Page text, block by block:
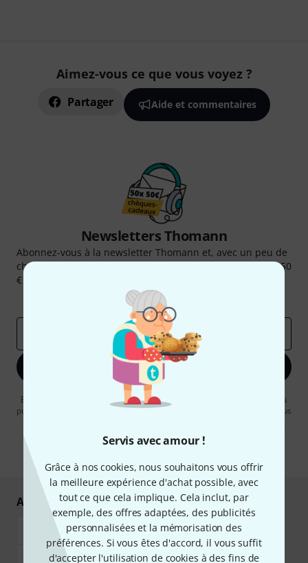
Servis avec amour !
Grâce à nos cookies, nous souhaitons vous offrir
la meilleure expérience d'achat possible, avec
tout ce que cela implique. Cela inclut, par
exemple, des offres adaptées, des publicités
personnalisées et la mémorisation des
préférences. Si vous êtes d'accord, il vous suffit
d'accepter l'utilisation de cookies à des fins de
Aimez-vous ce que vous voyez ?
Partager Aide et commentaires
Newsletters Thomann
Abonnez-vous à la newsletter Thomann et, avec un peu de
chance, gagnez l'un des 50 bons d'achat d'une valeur de 50
€ chacun!
Articles inspirants
Deals
S'inscrire maintenant
En cliquant sur "S'inscrire maintenant", vous acceptez de recevoir des
publicités par e-mail. La désinscription est possible à tout moment. Vous
Achetez et payez en toute sécurité